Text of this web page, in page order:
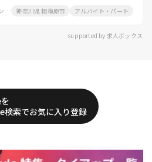
株式会社ゼンショーホールディングス 神奈川県 相模原市 アルバイト・パート
supported by 求人ボックス
検索でお気に入り登録